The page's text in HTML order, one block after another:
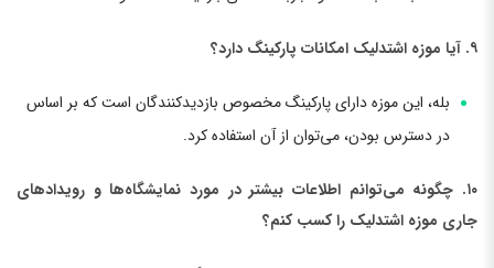
۹. آیا موزه اشتدلیک امکانات پارکینگ دارد؟
بله، این موزه دارای پارکینگ مخصوص بازدیدکنندگان است که بر اساس
در دسترس بودن، می‌توان از آن استفاده کرد.
۱۰. چگونه می‌توانم اطلاعات بیشتر در مورد نمایشگاه‌ها و رویدادهای
جاری موزه اشتدلیک را کسب کنم؟